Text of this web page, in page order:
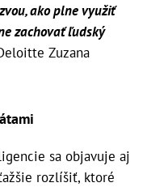
ako plne využiť
zachovať ľudský
Zuzana
sa objavuje aj
rozlíšiť, ktoré